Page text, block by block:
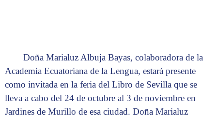
Doña Marialuz Albuja Bayas, colaboradora de la
Academia Ecuatoriana de la Lengua, estará presente
como invitada en la feria del Libro de Sevilla que se
lleva a cabo del 24 de octubre al 3 de noviembre en
Jardines de Murillo de esa ciudad. Doña Marialuz